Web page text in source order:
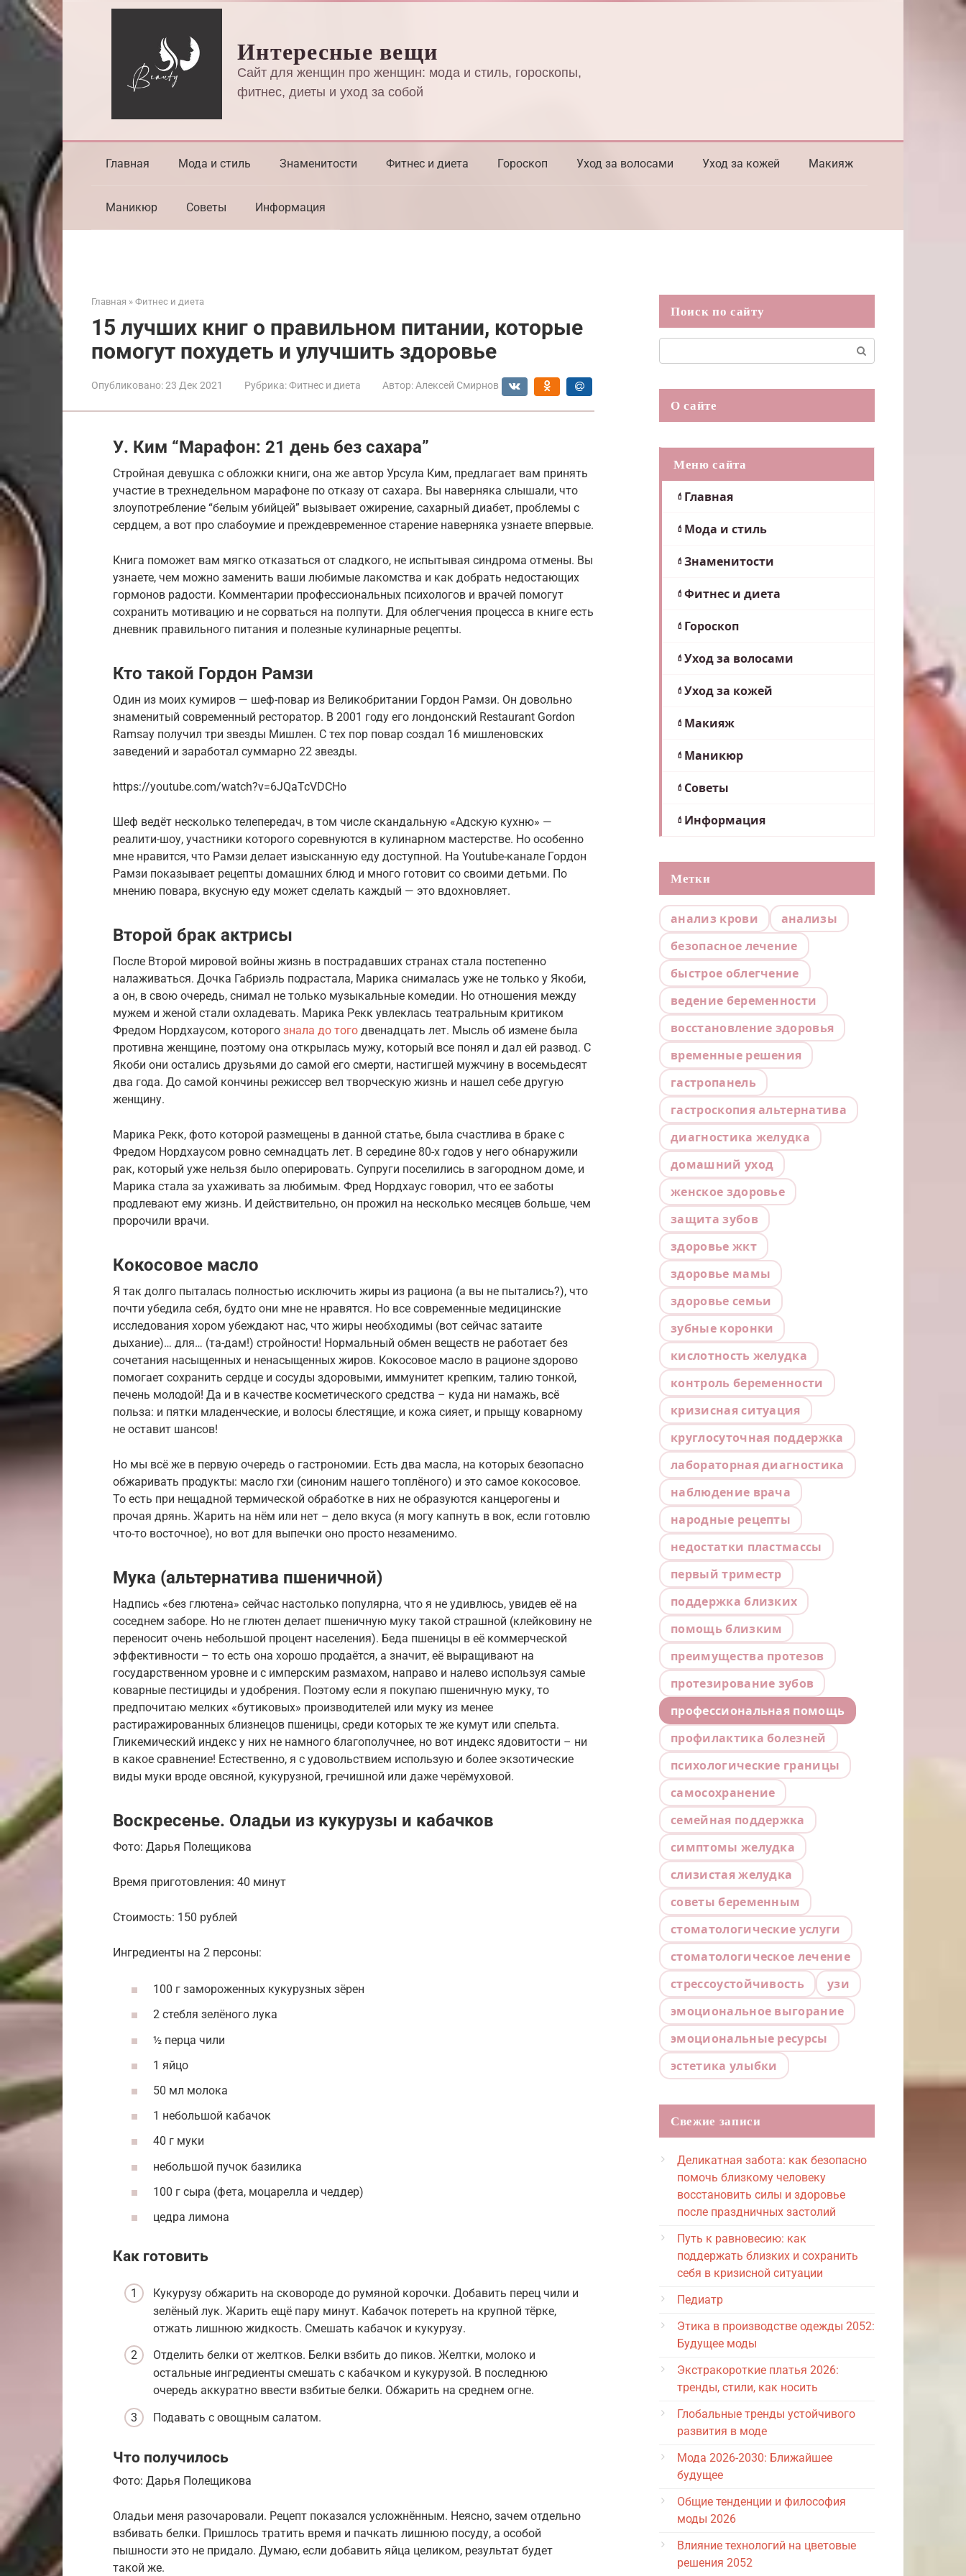
Перейти
к
контенту
Интересные вещи
Сайт для женщин про женщин: мода и стиль, гороскопы,
фитнес, диеты и уход за собой
Главная Мода и стиль Знаменитости Фитнес и диета Гороскоп Уход за волосами Уход за кожей Макияж
Маникюр Советы Информация
Главная » Фитнес и диета
15 лучших книг о правильном питании, которые
помогут похудеть и улучшить здоровье
Опубликовано:23 Дек 2021 Рубрика:Фитнес и диета Автор: Алексей Смирнов
У. Ким “Марафон: 21 день без сахара”
Стройная девушка с обложки книги, она же автор Урсула Ким, предлагает вам принять
участие в трехнедельном марафоне по отказу от сахара. Вы наверняка слышали, что
злоупотребление “белым убийцей” вызывает ожирение, сахарный диабет, проблемы с
сердцем, а вот про слабоумие и преждевременное старение наверняка узнаете впервые.
Книга поможет вам мягко отказаться от сладкого, не испытывая синдрома отмены. Вы
узнаете, чем можно заменить ваши любимые лакомства и как добрать недостающих
гормонов радости. Комментарии профессиональных психологов и врачей помогут
сохранить мотивацию и не сорваться на полпути. Для облегчения процесса в книге есть
дневник правильного питания и полезные кулинарные рецепты.
Кто такой Гордон Рамзи
Один из моих кумиров — шеф-повар из Великобритании Гордон Рамзи. Он довольно
знаменитый современный ресторатор. В 2001 году его лондонский Restau­rant Gor­don
Ram­say получил три звезды Мишлен. С тех пор повар создал 16 мишленовских
заведений и заработал суммарно 22 звезды.
https://youtube.com/watch?v=6JQaTcVDCHo
Шеф ведёт несколько телепередач, в том числе скандальную «Адскую кухню» —
реалити-шоу, участники которого соревнуются в кулинарном мастерстве. Но особенно
мне нравится, что Рамзи делает изысканную еду доступной. На Youtube-канале Гордон
Рамзи показывает рецепты домашних блюд и много готовит со своими детьми. По
мнению повара, вкусную еду может сделать каждый — это вдохновляет.
Второй брак актрисы
После Второй мировой войны жизнь в пострадавших странах стала постепенно
налаживаться. Дочка Габриэль подрастала, Марика снималась уже не только у Якоби,
а он, в свою очередь, снимал не только музыкальные комедии. Но отношения между
мужем и женой стали охладевать. Марика Рекк увлеклась театральным критиком
Фредом Нордхаусом, которого знала до того двенадцать лет. Мысль об измене была
противна женщине, поэтому она открылась мужу, который все понял и дал ей развод. С
Якоби они остались друзьями до самой его смерти, настигшей мужчину в восемьдесят
два года. До самой кончины режиссер вел творческую жизнь и нашел себе другую
женщину.
Марика Рекк, фото которой размещены в данной статье, была счастлива в браке с
Фредом Нордхаусом ровно семнадцать лет. В середине 80-х годов у него обнаружили
рак, который уже нельзя было оперировать. Супруги поселились в загородном доме, и
Марика стала за ухаживать за любимым. Фред Нордхаус говорил, что ее заботы
продлевают ему жизнь. И действительно, он прожил на несколько месяцев больше, чем
пророчили врачи.
Кокосовое масло
Я так долго пыталась полностью исключить жиры из рациона (а вы не пытались?), что
почти убедила себя, будто они мне не нравятся. Но все современные медицинские
исследования хором убеждают нас, что жиры необходимы (вот сейчас затаите
дыхание)… для… (та-дам!) стройности! Нормальный обмен веществ не работает без
сочетания насыщенных и ненасыщенных жиров. Кокосовое масло в рационе здорово
помогает сохранить сердце и сосуды здоровыми, иммунитет крепким, талию тонкой,
печень молодой! Да и в качестве косметического средства – куда ни намажь, всё
польза: и пятки младенческие, и волосы блестящие, и кожа сияет, и прыщу коварному
не оставит шансов!
Но мы всё же в первую очередь о гастрономии. Есть два масла, на которых безопасно
обжаривать продукты: масло гхи (синоним нашего топлёного) и это самое кокосовое.
То есть при нещадной термической обработке в них не образуются канцерогены и
прочая дрянь. Жарить на нём или нет – дело вкуса (я могу капнуть в вок, если готовлю
что-то восточное), но вот для выпечки оно просто незаменимо.
Мука (альтернатива пшеничной)
Надпись «без глютена» сейчас настолько популярна, что я не удивлюсь, увидев её на
соседнем заборе. Но не глютен делает пшеничную муку такой страшной (клейковину не
переносит очень небольшой процент населения). Беда пшеницы в её коммерческой
эффективности – то есть она хорошо продаётся, а значит, её выращивают на
государственном уровне и с имперским размахом, направо и налево используя самые
коварные пестициды и удобрения. Поэтому если я покупаю пшеничную муку, то
предпочитаю мелких «бутиковых» производителей или муку из менее
растиражированных близнецов пшеницы, среди которых те же кумут или спельта.
Гликемический индекс у них не намного благополучнее, но вот индекс ядовитости – ни
в какое сравнение! Естественно, я с удовольствием использую и более экзотические
виды муки вроде овсяной, кукурузной, гречишной или даже черёмуховой.
Воскресенье. Оладьи из кукурузы и кабачков
Фото: Дарья Полещикова
Время приготовления: 40 минут
Стоимость: 150 рублей
Ингредиенты на 2 персоны:
100 г замороженных кукурузных зёрен
2 стебля зелёного лука
½ перца чили
1 яйцо
50 мл молока
1 небольшой кабачок
40 г муки
небольшой пучок базилика
100 г сыра (фета, моцарелла и чеддер)
цедра лимона
Как готовить
Кукурузу обжарить на сковороде до румяной корочки. Добавить перец чили и
зелёный лук. Жарить ещё пару минут. Кабачок потереть на крупной тёрке,
отжать лишнюю жидкость. Смешать кабачок и кукурузу.
Отделить белки от желтков. Белки взбить до пиков. Желтки, молоко и
остальные ингредиенты смешать с кабачком и кукурузой. В последнюю
очередь аккуратно ввести взбитые белки. Обжарить на среднем огне.
Подавать с овощным салатом.
Что получилось
Фото: Дарья Полещикова
Оладьи меня разочаровали. Рецепт показался усложнённым. Неясно, зачем отдельно
взбивать белки. Пришлось тратить время и пачкать лишнюю посуду, а особой
пышности это не придало. Думаю, если добавить яйца целиком, результат будет
такой же.
Поиск по сайту
О сайте
Меню сайта
Главная
Мода и стиль
Знаменитости
Фитнес и диета
Гороскоп
Уход за волосами
Уход за кожей
Макияж
Маникюр
Советы
Информация
Метки
анализ крови
анализы
безопасное лечение
быстрое облегчение
ведение беременности
восстановление здоровья
временные решения
гастропанель
гастроскопия альтернатива
диагностика желудка
домашний уход
женское здоровье
защита зубов
здоровье жкт
здоровье мамы
здоровье семьи
зубные коронки
кислотность желудка
контроль беременности
кризисная ситуация
круглосуточная поддержка
лабораторная диагностика
наблюдение врача
народные рецепты
недостатки пластмассы
первый триместр
поддержка близких
помощь близким
преимущества протезов
протезирование зубов
профессиональная помощь
профилактика болезней
психологические границы
самосохранение
семейная поддержка
симптомы желудка
слизистая желудка
советы беременным
стоматологические услуги
стоматологическое лечение
стрессоустойчивость
узи
эмоциональное выгорание
эмоциональные ресурсы
эстетика улыбки
Свежие записи
Деликатная забота: как безопасно
помочь близкому человеку
восстановить силы и здоровье
после праздничных застолий
Путь к равновесию: как
поддержать близких и сохранить
себя в кризисной ситуации
Педиатр
Этика в производстве одежды 2052:
Будущее моды
Экстракороткие платья 2026:
тренды, стили, как носить
Глобальные тренды устойчивого
развития в моде
Мода 2026-2030: Ближайшее
будущее
Общие тенденции и философия
моды 2026
Влияние технологий на цветовые
решения 2052